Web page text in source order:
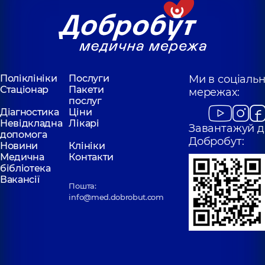
Інна
Олександрівна
Отоларинголог;
Отоларинголог
Малакшанідзе
Даріко
Зурабівна
Отоларинголог,
Шингірей
(Божко) Наталія
Вікторівна
Отоларинголог
дитячий,25 років
досвіду
Любарець
Ангеліна
Олександрівна
Отоларинголог;
Отоларинголог
дитячий,5 років
досвіду
Романків
Святослав
Коберник Ольга
Василівна
Отоларинголог;
Отоларинголог
Поліклініки
Послуги
Стаціонар
Пакети
послуг
Діагностика
Ціни
Невідкладна
допомога
Лікарі
Новини
Клініки
Медична
бібліотека
Контакти
Вакансії
Пошта:
info@med.dobrobut.com
Ми в
мережах:
Завантажуй
Добробут: